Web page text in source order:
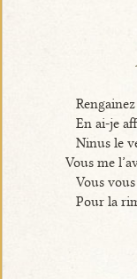
En ai-je
Ninus le
Vous me
Vous
Pour la